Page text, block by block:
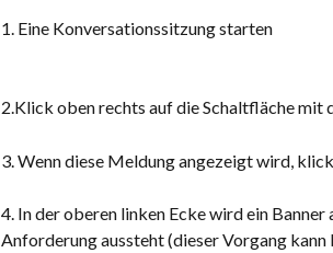
1. Eine Konversationssitzung starten
2.Klick oben rechts auf die Schaltfläche mit
3. Wenn diese Meldung angezeigt wird,
4. In der oberen linken Ecke wird ein
Anforderung aussteht (dieser Vorgang kann